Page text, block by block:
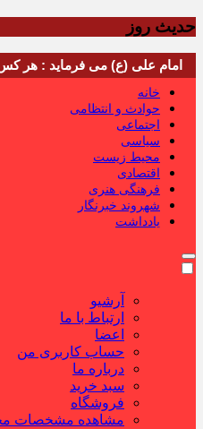
حدیث روز
امام علی (ع) می فرماید : هر کس از خود بدگویی و انتقاد کند٬ خود را اصلاح
خانه
حوادث و انتظامی
اجتماعی
سیاسی
محیط زیست
اقتصادی
فرهنگی هنری
شهروند خبرنگار
یادداشت
آرشیو
ارتباط با ما
اعضا
حساب کاربری من
درباره ما
سبد خرید
فروشگاه
مشاهده مشخصات